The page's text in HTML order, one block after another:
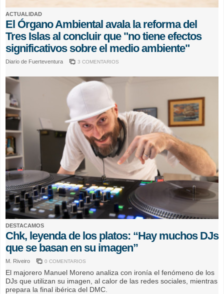
ACTUALIDAD
El Órgano Ambiental avala la reforma del
Tres Islas al concluir que "no tiene efectos
significativos sobre el medio ambiente"
Diario de Fuerteventura 3 COMENTARIOS
DESTACAMOS
Chk, leyenda de los platos: “Hay muchos DJs
que se basan en su imagen”
M. Riveiro 0 COMENTARIOS
El majorero Manuel Moreno analiza con ironía el fenómeno de los
DJs que utilizan su imagen, al calor de las redes sociales, mientras
prepara la final ibérica del DMC.